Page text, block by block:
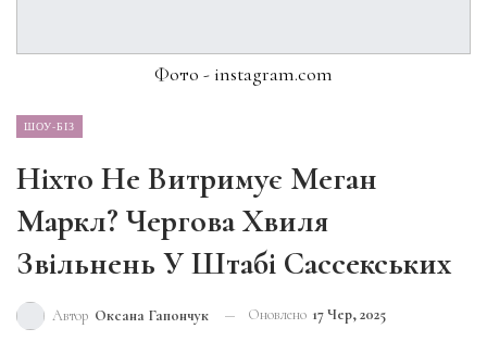
Фото - instagram.com
ШОУ-БІЗ
Ніхто Не Витримує Меган
Маркл? Чергова Хвиля
Звільнень У Штабі Сассекських
Автор Оксана Гапончук Оновлено 17 Чер, 2025